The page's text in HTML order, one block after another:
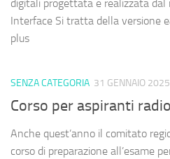
digitali progettata e realizzata dal
Interface Si tratta della versione
plus
SENZA CATEGORIA 31 GENNAIO 2025
Corso per aspiranti
Anche quest’anno il comitato
corso di preparazione all’esame